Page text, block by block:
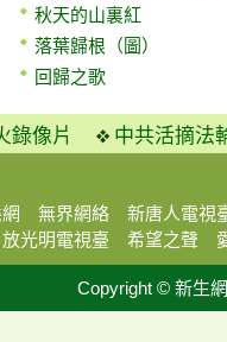
秋天的山裏紅
落葉歸根（圖）
回歸之歌
錄像片 中共活摘法
無界網絡
新唐人電視
放光明電視臺 希望之聲
Copyright © 新生